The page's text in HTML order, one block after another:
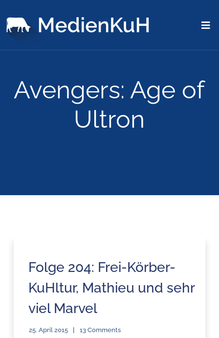
Avengers: Age of
Ultron
Folge 204: Frei-Körber-
KuHltur, Mathieu und sehr
viel Marvel
25. April 2015 13 Comments